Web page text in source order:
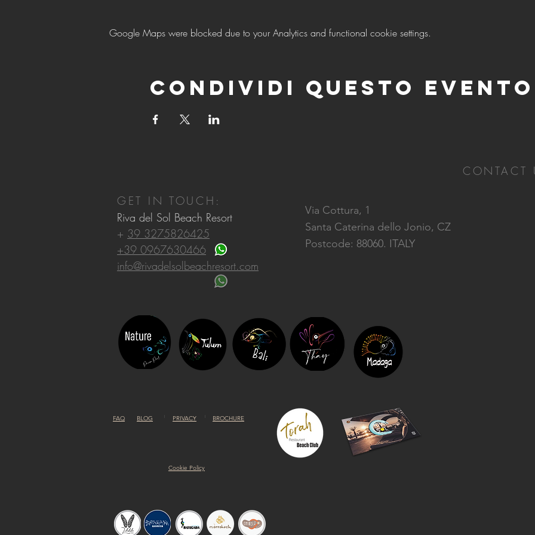
Google Maps were blocked due to your Analytics and functional cookie settings.
Condividi questo evento
GET IN TOUCH:
Riva del Sol Beach Resort
+ 39 3275826425
+39 0967630466
info@rivadelsolbeachresort.com
Via Cottura, 1
Santa Caterina dello Jonio, CZ
Postcode: 88060. ITALY
FAQ BLOG PRIVACY BROCHURE
Cookie Policy
CONTACT